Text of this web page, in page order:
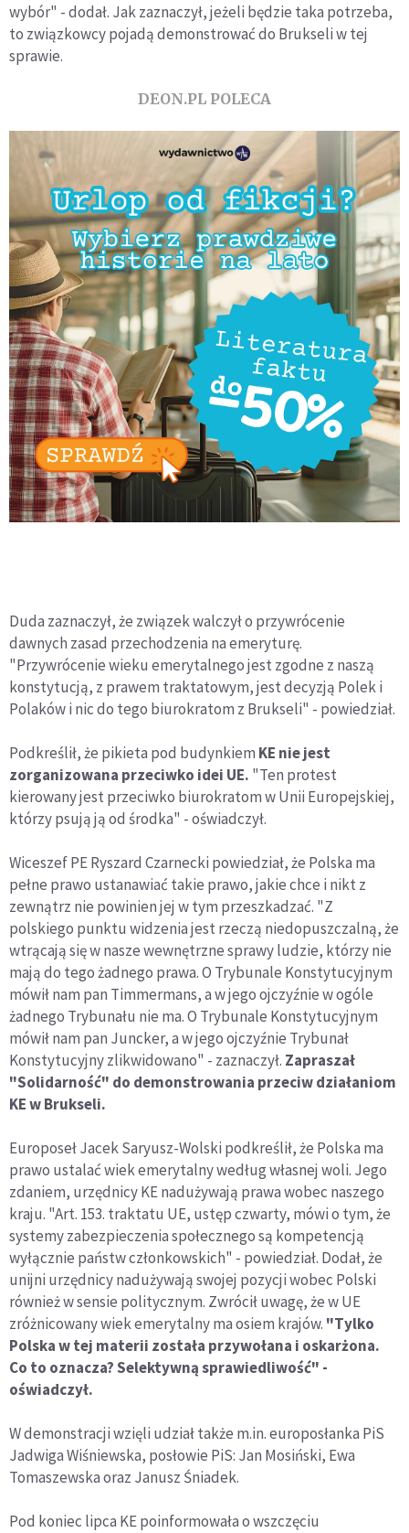
wybór" - dodał. Jak zaznaczył, jeżeli będzie taka potrzeba,
to związkowcy pojadą demonstrować do Brukseli w tej
sprawie.
DEON.PL POLECA
Duda zaznaczył, że związek walczył o przywrócenie
dawnych zasad przechodzenia na emeryturę.
"Przywrócenie wieku emerytalnego jest zgodne z naszą
konstytucją, z prawem traktatowym, jest decyzją Polek i
Polaków i nic do tego biurokratom z Brukseli" - powiedział.
Podkreślił, że pikieta pod budynkiem KE nie jest
zorganizowana przeciwko idei UE. "Ten protest
kierowany jest przeciwko biurokratom w Unii Europejskiej,
którzy psują ją od środka" - oświadczył.
Wiceszef PE Ryszard Czarnecki powiedział, że Polska ma
pełne prawo ustanawiać takie prawo, jakie chce i nikt z
zewnątrz nie powinien jej w tym przeszkadzać. "Z
polskiego punktu widzenia jest rzeczą niedopuszczalną, że
wtrącają się w nasze wewnętrzne sprawy ludzie, którzy nie
mają do tego żadnego prawa. O Trybunale Konstytucyjnym
mówił nam pan Timmermans, a w jego ojczyźnie w ogóle
żadnego Trybunału nie ma. O Trybunale Konstytucyjnym
mówił nam pan Juncker, a w jego ojczyźnie Trybunał
Konstytucyjny zlikwidowano" - zaznaczył. Zapraszał
"Solidarność" do demonstrowania przeciw działaniom
KE w Brukseli.
Europoseł Jacek Saryusz-Wolski podkreślił, że Polska ma
prawo ustalać wiek emerytalny według własnej woli. Jego
zdaniem, urzędnicy KE nadużywają prawa wobec naszego
kraju. "Art. 153. traktatu UE, ustęp czwarty, mówi o tym, że
systemy zabezpieczenia społecznego są kompetencją
wyłącznie państw członkowskich" - powiedział. Dodał, że
unijni urzędnicy nadużywają swojej pozycji wobec Polski
również w sensie politycznym. Zwrócił uwagę, że w UE
zróżnicowany wiek emerytalny ma osiem krajów. "Tylko
Polska w tej materii została przywołana i oskarżona.
Co to oznacza? Selektywną sprawiedliwość" -
oświadczył.
W demonstracji wzięli udział także m.in. europosłanka PiS
Jadwiga Wiśniewska, posłowie PiS: Jan Mosiński, Ewa
Tomaszewska oraz Janusz Śniadek.
Pod koniec lipca KE poinformowała o wszczęciu